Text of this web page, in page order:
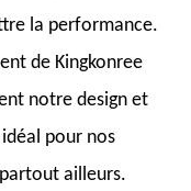
la performance.
de Kingkonree
notre design et
pour nos
ailleurs.